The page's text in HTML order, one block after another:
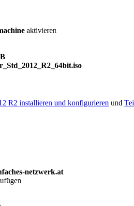
aktivieren
R2 installieren und konfigurieren und
netzwerk.at